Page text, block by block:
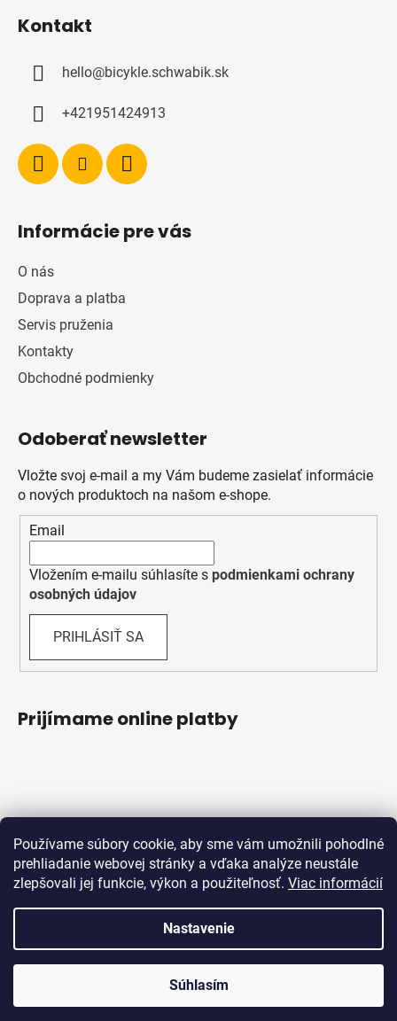
Používame súbory cookie, aby sme vám umožnili pohodlné
prehliadanie webovej stránky a vďaka analýze neustále
zlepšovali jej funkcie, výkon a použiteľnosť. Viac informácií
Nastavenie
Súhlasím
Kontakt
hello@bicykle.schwabik.sk
+421951424913
Informácie pre vás
O nás
Doprava a platba
Servis pruženia
Kontakty
Obchodné podmienky
Odoberať newsletter
Vložte svoj e-mail a my Vám budeme zasielať informácie
o nových produktoch na našom e-shope.
Email
Vložením e-mailu súhlasíte s podmienkami ochrany
osobných údajov
PRIHLÁSIŤ SA
Prijímame online platby
Obchodné podmienky
Ochrana osobných údajov
Vytvoril Shoptet
Bicykle Schwabik
vyhradené.